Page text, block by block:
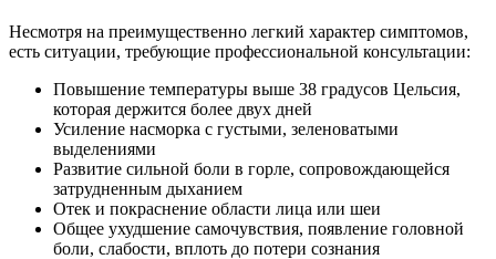
Несмотря на преимущественно легкий характер симптомов,
есть ситуации, требующие профессиональной консультации:
Повышение температуры выше 38 градусов Цельсия,
которая держится более двух дней
Усиление насморка с густыми, зеленоватыми
выделениями
Развитие сильной боли в горле, сопровождающейся
затрудненным дыханием
Отек и покраснение области лица или шеи
Общее ухудшение самочувствия, появление головной
боли, слабости, вплоть до потери сознания